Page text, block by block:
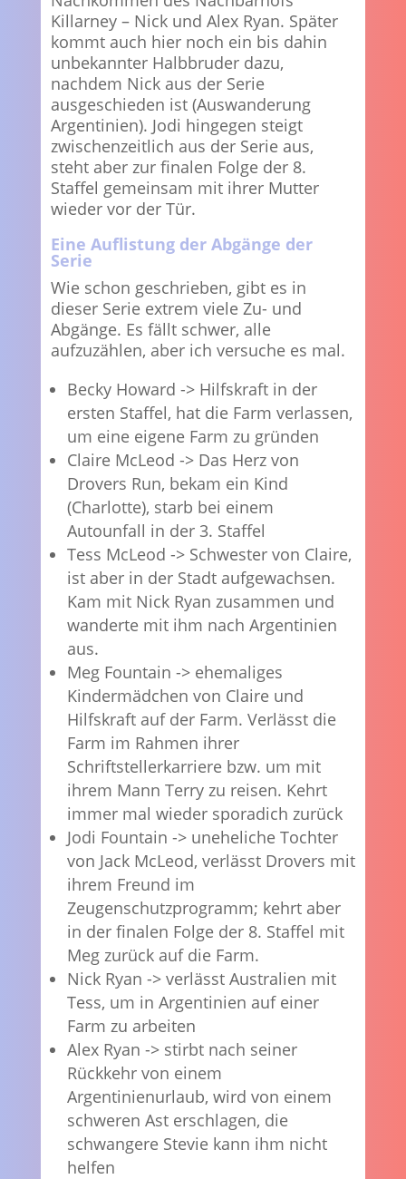
Killarney – Nick und Alex Ryan. Später
kommt auch hier noch ein bis dahin
unbekannter Halbbruder dazu,
nachdem Nick aus der Serie
ausgeschieden ist (Auswanderung
Argentinien). Jodi hingegen steigt
zwischenzeitlich aus der Serie aus,
steht aber zur finalen Folge der 8.
Staffel gemeinsam mit ihrer Mutter
wieder vor der Tür.
Eine Auflistung der Abgänge der
Serie
Wie schon geschrieben, gibt es in
dieser Serie extrem viele Zu- und
Abgänge. Es fällt schwer, alle
aufzuzählen, aber ich versuche es mal.
Becky Howard -> Hilfskraft in der
ersten Staffel, hat die Farm verlassen,
um eine eigene Farm zu gründen
Claire McLeod -> Das Herz von
Drovers Run, bekam ein Kind
(Charlotte), starb bei einem
Autounfall in der 3. Staffel
Tess McLeod -> Schwester von Claire,
ist aber in der Stadt aufgewachsen.
Kam mit Nick Ryan zusammen und
wanderte mit ihm nach Argentinien
aus.
Meg Fountain -> ehemaliges
Kindermädchen von Claire und
Hilfskraft auf der Farm. Verlässt die
Farm im Rahmen ihrer
Schriftstellerkarriere bzw. um mit
ihrem Mann Terry zu reisen. Kehrt
immer mal wieder sporadich zurück
Jodi Fountain -> uneheliche Tochter
von Jack McLeod, verlässt Drovers mit
ihrem Freund im
Zeugenschutzprogramm; kehrt aber
in der finalen Folge der 8. Staffel mit
Meg zurück auf die Farm.
Nick Ryan -> verlässt Australien mit
Tess, um in Argentinien auf einer
Farm zu arbeiten
Alex Ryan -> stirbt nach seiner
Rückkehr von einem
Argentinienurlaub, wird von einem
schweren Ast erschlagen, die
schwangere Stevie kann ihm nicht
helfen